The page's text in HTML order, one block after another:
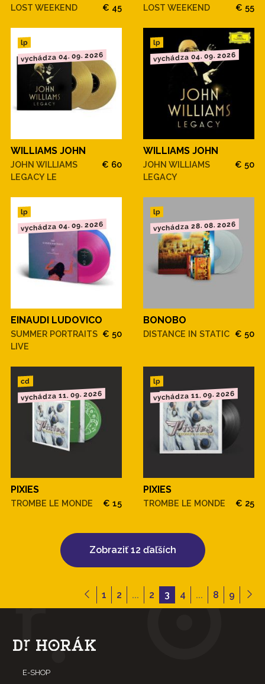
LOST WEEKEND € 45 LOST WEEKEND € 55
lp
vychádza 04. 09. 2026
WILLIAMS JOHN
JOHN WILLIAMS
LEGACY LE
€ 60
lp
vychádza 04. 09. 2026
WILLIAMS JOHN
JOHN WILLIAMS
LEGACY
€ 50
lp
vychádza 04. 09. 2026
EINAUDI LUDOVICO
SUMMER PORTRAITS
LIVE
€ 50
lp
vychádza 28. 08. 2026
BONOBO
DISTANCE IN STATIC € 50
cd
vychádza 11. 09. 2026
PIXIES
TROMBE LE MONDE € 15
lp
vychádza 11. 09. 2026
PIXIES
TROMBE LE MONDE € 25
Zobraziť 12 ďaľších
1 2 ... 2 3 4 ... 8 9
E-SHOP